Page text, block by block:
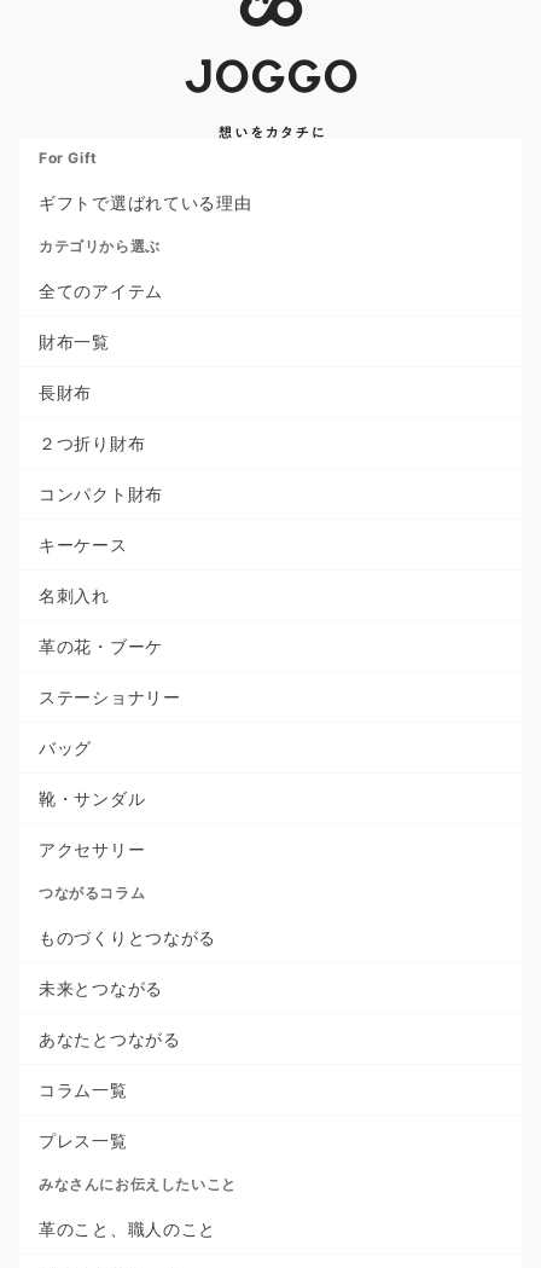
For Gift
ギフトで選ばれている理由
カテゴリから選ぶ
全てのアイテム
財布一覧
長財布
２つ折り財布
コンパクト財布
キーケース
名刺入れ
革の花・ブーケ
ステーショナリー
バッグ
靴・サンダル
アクセサリー
つながるコラム
ものづくりとつながる
未来とつながる
あなたとつながる
コラム一覧
プレス一覧
みなさんにお伝えしたいこと
革のこと、職人のこと